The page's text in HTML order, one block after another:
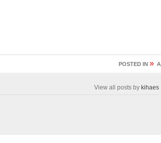
POSTED IN » A
View all posts by kihaes